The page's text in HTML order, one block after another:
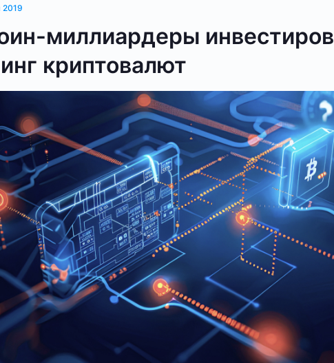
2019
миллиардеры
криптовалют